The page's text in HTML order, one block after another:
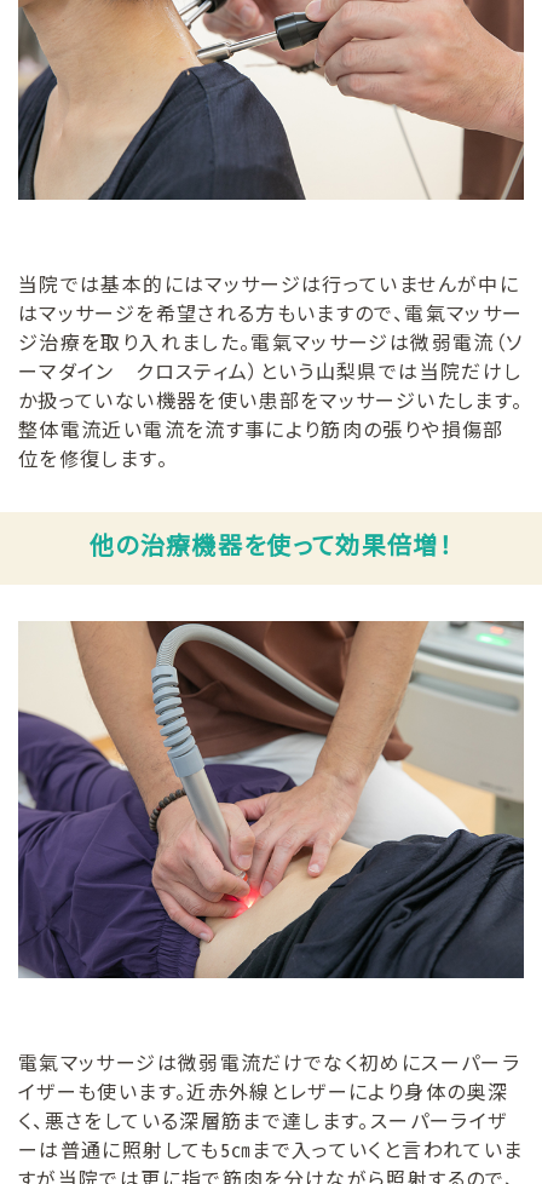
当院では基本的にはマッサージは行っていませんが中に
はマッサージを希望される方もいますので、電氣マッサー
ジ治療を取り入れました。電氣マッサージは微弱電流（ソ
ーマダイン クロスティム）という山梨県では当院だけし
か扱っていない機器を使い患部をマッサージいたします。
整体電流近い電流を流す事により筋肉の張りや損傷部
位を修復します。
他の治療機器を使って効果倍増！
電氣マッサージは微弱電流だけでなく初めにスーパーラ
イザーも使います。近赤外線とレザーにより身体の奥深
く、悪さをしている深層筋まで達します。スーパーライザ
ーは普通に照射しても5㎝まで入っていくと言われていま